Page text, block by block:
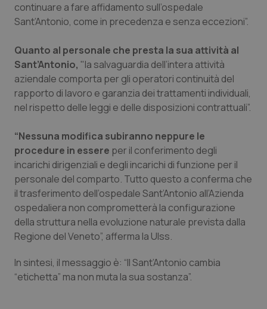
Provincia Autonoma di Bolzano
Provincia Autonoma di Trento
Puglia
Sardegna
Sicilia
Toscana
Umbria
Valle D’Aosta
Veneto
Infezioni & Febbre
Ipertensione & Scompenso
Malattie rare
Malattia di Crohn & Rettocolite Ulcerosa
Neuroscienze & patologie neurodegenerative
Obesità
Oftalmologia
Oncodermatologia
Oncoematologia
continuare a fare affidamento sull’ospedale
Sant’Antonio, come in precedenza e senza eccezioni”.
Quanto al personale che presta la sua attività al
Sant’Antonio, "la salvaguardia dell’intera attività
aziendale comporta per gli operatori continuità del
rapporto di lavoro e garanzia dei trattamenti individuali,
nel rispetto delle leggi e delle disposizioni contrattuali”.
“Nessuna modifica subiranno neppure le
procedure in essere per il conferimento degli
incarichi dirigenziali e degli incarichi di funzione per il
personale del comparto. Tutto questo a conferma che
il trasferimento dell’ospedale Sant’Antonio all’Azienda
ospedaliera non comprometterà la configurazione
della struttura nella evoluzione naturale prevista dalla
Regione del Veneto”, afferma la Ulss.
In sintesi, il messaggio è: “Il Sant’Antonio cambia
“etichetta” ma non muta la sua sostanza”.